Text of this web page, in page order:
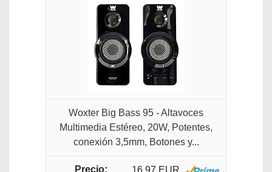
Woxter Big Bass 95 - Altavoces
Multimedia Estéreo, 20W, Potentes,
conexión 3,5mm, Botones y...
16,97 EUR